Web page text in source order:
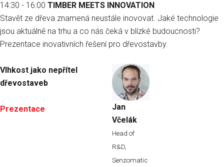
14:30 - 16:00 TIMBER MEETS INNOVATION
Stavět ze dřeva znamená neustále inovovat. Jaké technologie
jsou aktuálně na trhu a co nás čeká v blízké budoucnosti?
Prezentace inovativních řešení pro dřevostavby.
Vlhkost jako nepřítel
dřevostaveb
Prezentace
Jan
Včelák
Head of
R&D,
Senzomatic